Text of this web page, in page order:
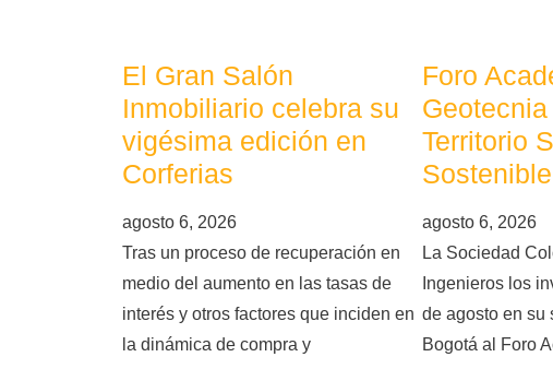
El Gran Salón
Inmobiliario celebra su
vigésima edición en
Corferias
agosto 6, 2026
Tras un proceso de recuperación en
medio del aumento en las tasas de
interés y otros factores que inciden en
la dinámica de compra y
Foro
Territorio
Sostenible
agosto 6, 2026
La Sociedad
Ingenieros los
de agosto en su
Bogotá al Foro